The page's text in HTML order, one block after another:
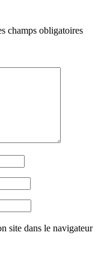
champs obligatoires
site dans le navigateur